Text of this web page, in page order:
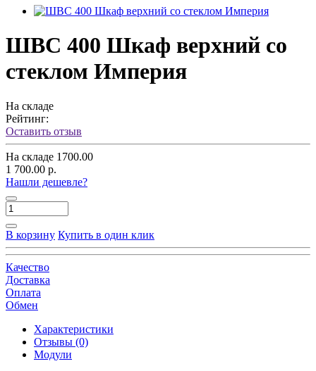
ШВС 400 Шкаф верхний со
стеклом Империя
На складе
Рейтинг:
Оставить отзыв
На складе 1700.00
1 700.00 р.
Нашли дешевле?
В корзину Купить в один клик
Качество
Доставка
Оплата
Обмен
Характеристики
Отзывы (0)
Модули